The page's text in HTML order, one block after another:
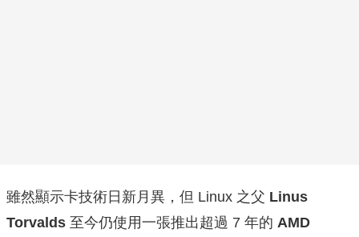
雖然顯示卡技術日新月異，但 Linux 之父 Linus
Torvalds 至今仍使用一張推出超過 7 年的 AMD